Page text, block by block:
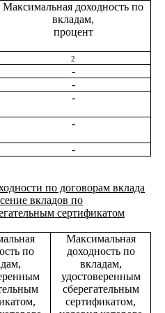
Максимальная доходность по
вкладам,
процент
2
-
-
-
-
-
по договорам вклада
вкладов по
сертификатом
по
Максимальная
доходность по
вкладам,
удостоверенным
сберегательным
сертификатом,